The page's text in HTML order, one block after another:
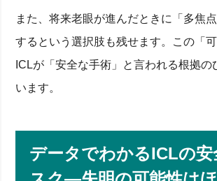
また、将来老眼が進んだときに「多焦
するという選択肢も残せます。この「可
ICLが「安全な手術」と言われる根拠の
います。
データでわかるICLの安